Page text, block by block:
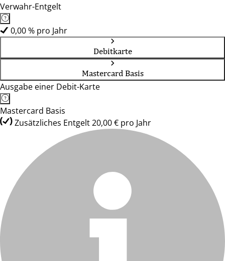
Verwahr-Entgelt
0,00 % pro Jahr
Debitkarte
Mastercard Basis
Ausgabe einer Debit-Karte
Mastercard Basis
Zusätzliches Entgelt 20,00 € pro Jahr